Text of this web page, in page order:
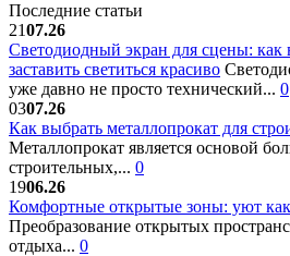
Последние статьи
2107.26
Светодиодный экран для сцены: как
заставить светиться красиво
уже давно не просто технический... 0
0307.26
Как выбрать металлопрокат для
Металлопрокат является основой
строительных,... 0
1906.26
Комфортные открытые зоны: уют
Преобразование открытых
отдыха... 0